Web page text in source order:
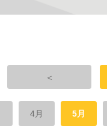
＜
4月 5月